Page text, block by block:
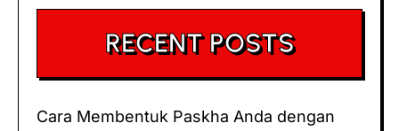
RECENT POSTS
Cara Membentuk Paskha Anda dengan